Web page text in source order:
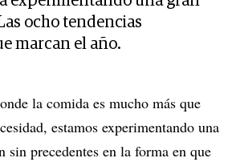
ocho tendencias
marcan el año.
la comida es mucho más que
estamos experimentando una
sin precedentes en la forma en que